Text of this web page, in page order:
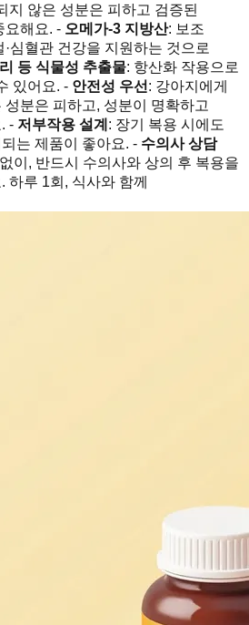
지 않은 성분은 피하고 검증된
요해요. - 오메가-3 지방산: 보조
심혈관 건강을 지원하는 것으로
등 식물성 추출물: 항산화 작용으로
있어요. - 안전성 우선 : 강아지에게
분은 피하고, 성분이 명확하고
- 저부작용 설계 : 장기 복용 시에도
는 제품이 좋아요. - 수의사 상담
이, 반드시 수의사와 상의 후 복용을
하루 1회, 식사와 함께